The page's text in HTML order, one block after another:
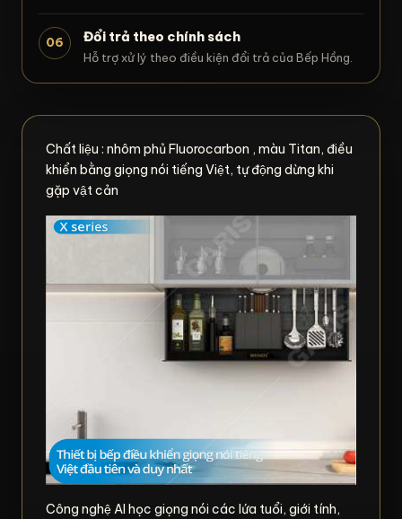
06 Đổi trả theo chính sách
Hỗ trợ xử lý theo điều kiện đổi trả của Bếp Hồng.
Chất liệu : nhôm phủ Fluorocarbon , màu Titan, điều
khiển bằng giọng nói tiếng Việt, tự động dừng khi
gặp vật cản
Công nghệ AI học giọng nói các lứa tuổi, giới tính,